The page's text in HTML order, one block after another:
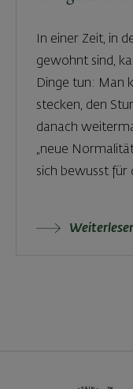
In einer Zeit, in
gewohnt sind,
Dinge tun: Man
stecken, den
danach
„neue
sich bewusst für